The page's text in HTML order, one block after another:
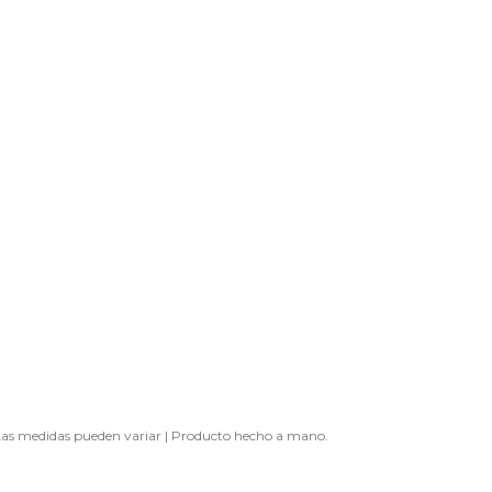
medidas pueden variar | Producto hecho a mano.